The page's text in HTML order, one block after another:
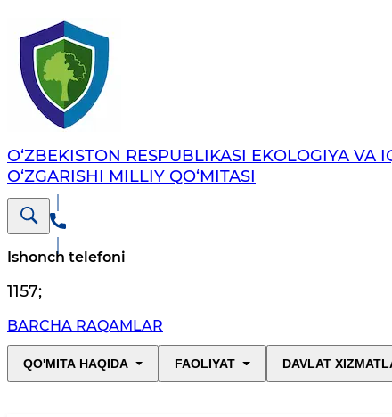
O‘ZBEKISTON RESPUBLIKASI EKOLOGIYA VA
O‘ZGARISHI MILLIY QO‘MITASI
Ishonch telefoni
1157;
BARCHA RAQAMLAR
QO'MITA HAQIDA FAOLIYAT DAVLAT